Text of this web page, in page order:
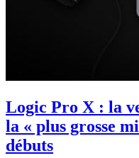
Logic Pro X : la
la « plus grosse
débuts